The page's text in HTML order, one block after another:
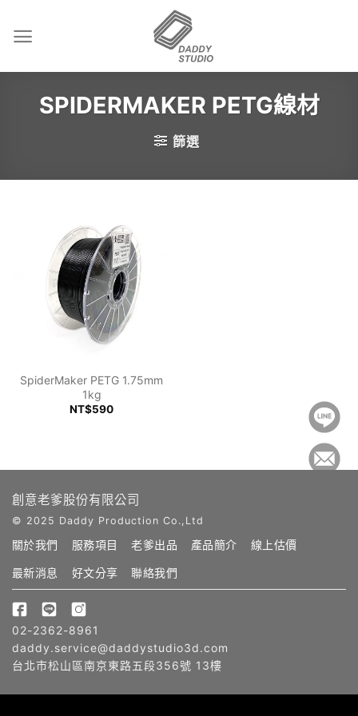
SPIDERMAKER PETG線材
篩選
SpiderMaker PETG 1.75mm
1kg
NT$590
創意老爹股份有限公司
© 2025 Daddy Production Co.,Ltd
關於我們 服務項目 老爹出品 產品簡介 線上估價
最新消息 好文分享 聯絡我們
02-2362-8961
daddy.service@daddystudio3d.com
台北市松山區南京東路五段356號 13樓